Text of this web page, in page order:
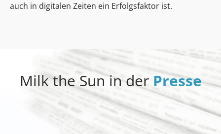
auch in digitalen Zeiten ein Erfolgsfaktor ist.
Milk the Sun in der Presse